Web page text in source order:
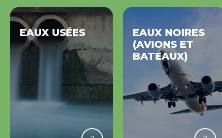
EAUX USÉES
EAUX NOIRES
(AVIONS ET
BATEAUX)